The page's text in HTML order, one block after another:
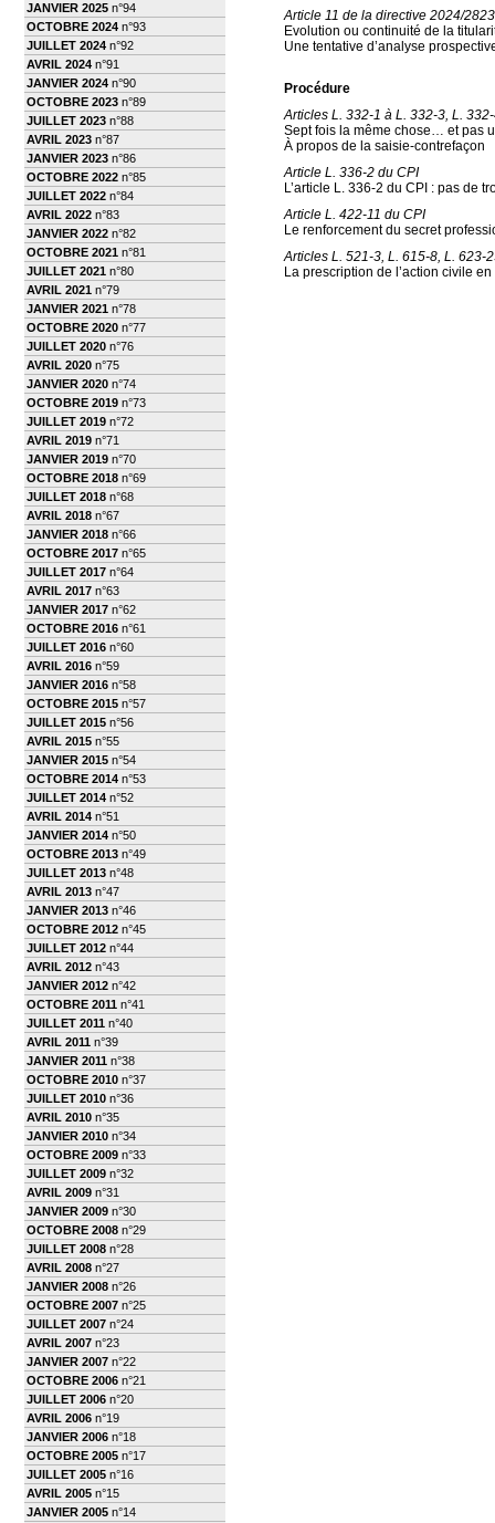
JANVIER 2025 n°94
OCTOBRE 2024 n°93
JUILLET 2024 n°92
AVRIL 2024 n°91
JANVIER 2024 n°90
OCTOBRE 2023 n°89
JUILLET 2023 n°88
AVRIL 2023 n°87
JANVIER 2023 n°86
OCTOBRE 2022 n°85
JUILLET 2022 n°84
AVRIL 2022 n°83
JANVIER 2022 n°82
OCTOBRE 2021 n°81
JUILLET 2021 n°80
AVRIL 2021 n°79
JANVIER 2021 n°78
OCTOBRE 2020 n°77
JUILLET 2020 n°76
AVRIL 2020 n°75
JANVIER 2020 n°74
OCTOBRE 2019 n°73
JUILLET 2019 n°72
AVRIL 2019 n°71
JANVIER 2019 n°70
OCTOBRE 2018 n°69
JUILLET 2018 n°68
AVRIL 2018 n°67
JANVIER 2018 n°66
OCTOBRE 2017 n°65
JUILLET 2017 n°64
AVRIL 2017 n°63
JANVIER 2017 n°62
OCTOBRE 2016 n°61
JUILLET 2016 n°60
AVRIL 2016 n°59
JANVIER 2016 n°58
OCTOBRE 2015 n°57
JUILLET 2015 n°56
AVRIL 2015 n°55
JANVIER 2015 n°54
OCTOBRE 2014 n°53
JUILLET 2014 n°52
AVRIL 2014 n°51
JANVIER 2014 n°50
OCTOBRE 2013 n°49
JUILLET 2013 n°48
AVRIL 2013 n°47
JANVIER 2013 n°46
OCTOBRE 2012 n°45
JUILLET 2012 n°44
AVRIL 2012 n°43
JANVIER 2012 n°42
OCTOBRE 2011 n°41
JUILLET 2011 n°40
AVRIL 2011 n°39
JANVIER 2011 n°38
OCTOBRE 2010 n°37
JUILLET 2010 n°36
AVRIL 2010 n°35
JANVIER 2010 n°34
OCTOBRE 2009 n°33
JUILLET 2009 n°32
AVRIL 2009 n°31
JANVIER 2009 n°30
OCTOBRE 2008 n°29
JUILLET 2008 n°28
AVRIL 2008 n°27
JANVIER 2008 n°26
OCTOBRE 2007 n°25
JUILLET 2007 n°24
AVRIL 2007 n°23
JANVIER 2007 n°22
OCTOBRE 2006 n°21
JUILLET 2006 n°20
AVRIL 2006 n°19
JANVIER 2006 n°18
OCTOBRE 2005 n°17
JUILLET 2005 n°16
AVRIL 2005 n°15
JANVIER 2005 n°14
Article 11 de la directive 2024/2823
Evolution ou continuité de la
Une tentative d’analyse
Procédure
Articles L. 332-1 à L. 332-3, L.
Sept fois la même chose… et pas
À propos de la saisie-contrefaçon
Article L. 336-2 du CPI
L’article L. 336-2 du CPI : pas de
Article L. 422-11 du CPI
Le renforcement du secret
Articles L. 521-3, L. 615-8, L. 623-
La prescription de l’action civile